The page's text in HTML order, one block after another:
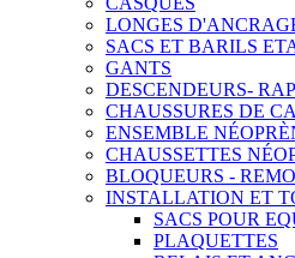
LONGES
SACS ET BARILS
GANTS
DESCENDEURS-
CHAUSSURES DE
ENSEMBLE
CHAUSSETTES
BLOQUEURS -
INSTALLATION ET
SACS POUR
PLAQUETTES